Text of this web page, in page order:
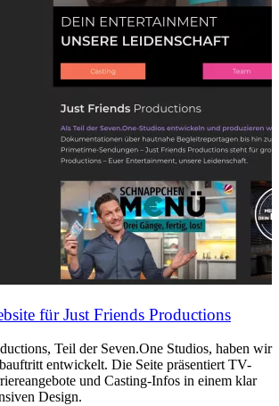
für Just Friends Productions
Teil der Seven.One Studios, haben wir
entwickelt. Die Seite präsentiert TV-
und Casting-Infos in einem klar
Design.